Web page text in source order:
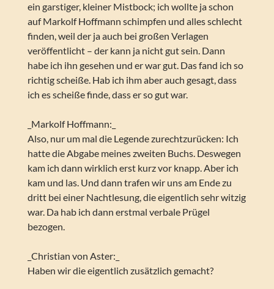
ein garstiger, kleiner Mistbock; ich wollte ja schon
auf Markolf Hoffmann schimpfen und alles schlecht
finden, weil der ja auch bei großen Verlagen
veröffentlicht – der kann ja nicht gut sein. Dann
habe ich ihn gesehen und er war gut. Das fand ich so
richtig scheiße. Hab ich ihm aber auch gesagt, dass
ich es scheiße finde, dass er so gut war.
_Markolf Hoffmann:_
Also, nur um mal die Legende zurechtzurücken: Ich
hatte die Abgabe meines zweiten Buchs. Deswegen
kam ich dann wirklich erst kurz vor knapp. Aber ich
kam und las. Und dann trafen wir uns am Ende zu
dritt bei einer Nachtlesung, die eigentlich sehr witzig
war. Da hab ich dann erstmal verbale Prügel
bezogen.
_Christian von Aster:_
Haben wir die eigentlich zusätzlich gemacht?